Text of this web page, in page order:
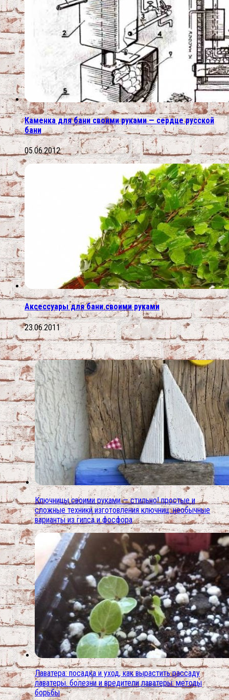
Каменка для бани своими руками — сердце русской
бани
05.06.2012
Аксессуары для бани своими руками
23.06.2011
Ключницы своими руками — стильно! простые и
сложные техники изготовления ключниц: необычные
варианты из гипса и фосфора
Лаватера: посадка и уход, как вырастить рассаду
лаватеры. болезни и вредители лаватеры: методы
борьбы